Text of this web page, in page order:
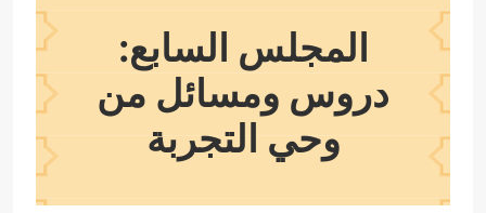
المجلس السابع:
دروس ومسائل من
وحي التجربة